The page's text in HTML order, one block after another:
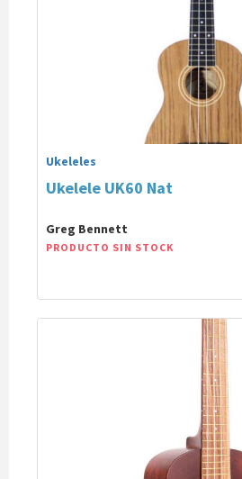
Ukeleles
Ukelele UK60 Nat
Greg Bennett
PRODUCTO SIN STOCK